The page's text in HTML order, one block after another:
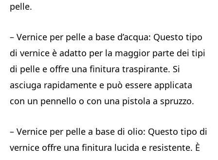
pelle.
– Vernice per pelle a base d’acqua: Questo tipo
di vernice è adatto per la maggior parte dei tipi
di pelle e offre una finitura traspirante. Si
asciuga rapidamente e può essere applicata
con un pennello o con una pistola a spruzzo.
– Vernice per pelle a base di olio: Questo tipo di
vernice offre una finitura lucida e resistente. È